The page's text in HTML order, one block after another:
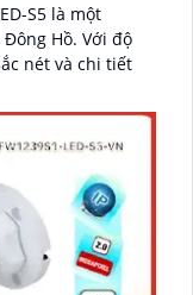
S5 là một
Với độ
nét và chi tiết